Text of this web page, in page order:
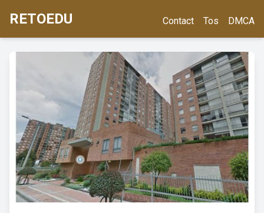
RETOEDU Contact Tos DMCA